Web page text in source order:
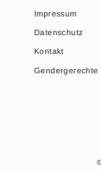
Impressum
Datenschutz
Kontakt
Gendergerechte